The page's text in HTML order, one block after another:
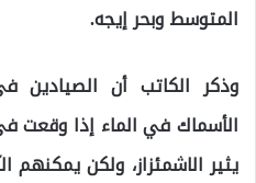
المتوسط ​​وبحر إيجه.
وذكر الكاتب أن الصيادين
الأسماك في الماء إذا وقعت
يثير الاشمئزاز، ولكن